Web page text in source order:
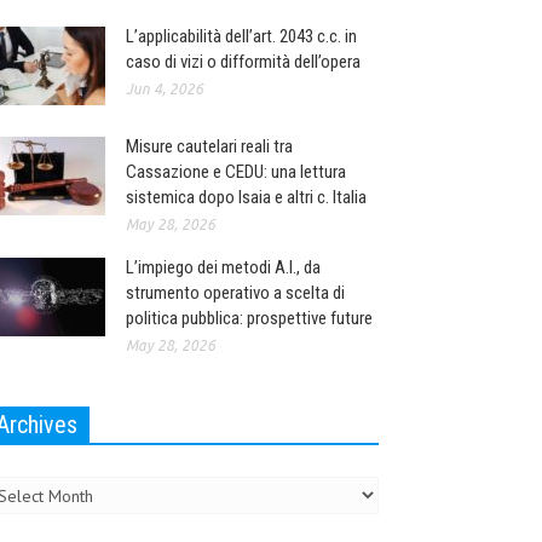
L’applicabilità dell’art. 2043 c.c. in
caso di vizi o difformità dell’opera
Jun 4, 2026
Misure cautelari reali tra
Cassazione e CEDU: una lettura
sistemica dopo Isaia e altri c. Italia
May 28, 2026
L’impiego dei metodi A.I., da
strumento operativo a scelta di
politica pubblica: prospettive future
May 28, 2026